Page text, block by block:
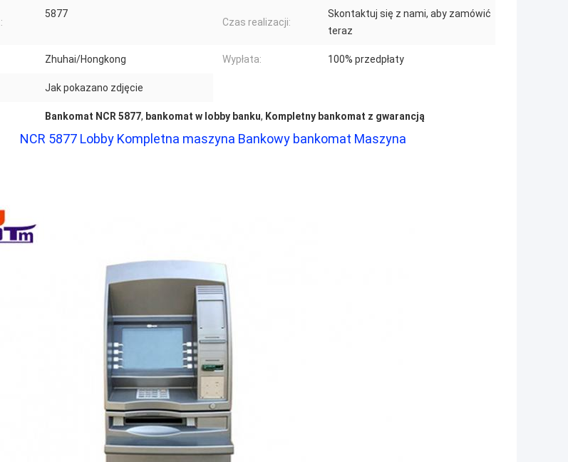
5877
Czas realizacji:
Skontaktuj się z nami, aby zamówić
teraz
Zhuhai/Hongkong Wypłata: 100% przedpłaty
Jak pokazano zdjęcie
Bankomat NCR 5877, bankomat w lobby banku, Kompletny bankomat z gwarancją
NCR 5877 Lobby Kompletna maszyna Bankowy bankomat Maszyna